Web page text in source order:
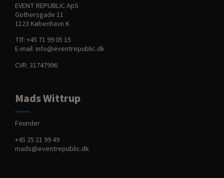
EVENT REPUBLIC ApS
Gothersgade 11
1123 København K
Tlf:+45 71 99 05 15
E-mail: info@eventrepublic.dk
CVR: 31747996
Mads Wittrup
Founder
+45 25 21 99 49
mads@eventrepublic.dk